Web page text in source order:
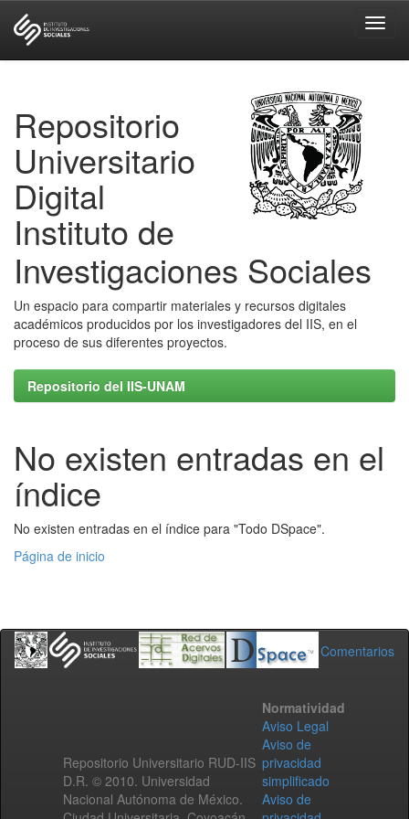
Repositorio
Universitario
Digital
Instituto de
Investigaciones Sociales
Un espacio para compartir materiales y recursos digitales
académicos producidos por los investigadores del IIS, en el
proceso de sus diferentes proyectos.
Repositorio del IIS-UNAM
No existen entradas en el
índice
No existen entradas en el índice para "Todo DSpace".
Página de inicio
Comentarios
Repositorio Universitario RUD-IIS
D.R. © 2010. Universidad
Nacional Autónoma de México.
Normatividad
Aviso Legal
Aviso de
privacidad
simplificado
Aviso de